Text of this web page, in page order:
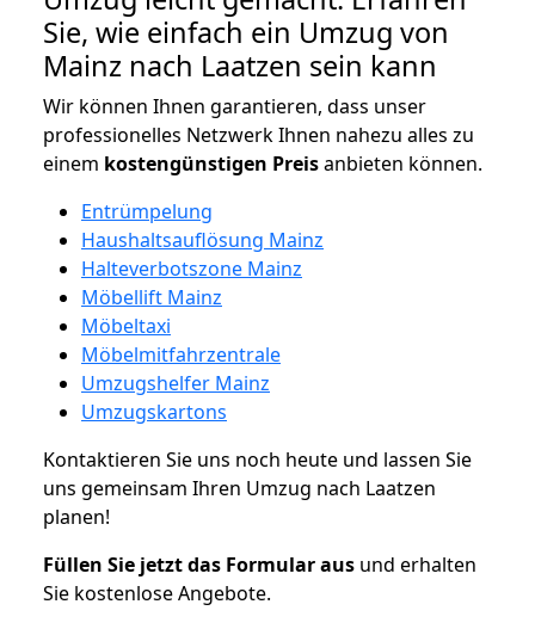
Sie, wie einfach ein Umzug von
Mainz nach Laatzen sein kann
Wir können Ihnen garantieren, dass unser
professionelles Netzwerk Ihnen nahezu alles zu
einem kostengünstigen Preisanbieten können.
Entrümpelung
Haushaltsauflösung Mainz
Halteverbotszone Mainz
Möbellift Mainz
Möbeltaxi
Möbelmitfahrzentrale
Umzugshelfer Mainz
Umzugskartons
Kontaktieren Sie uns noch heute und lassen Sie
uns gemeinsam Ihren Umzug nach Laatzen
planen!
Füllen Sie jetzt das Formular aus und erhalten
Sie kostenlose Angebote.